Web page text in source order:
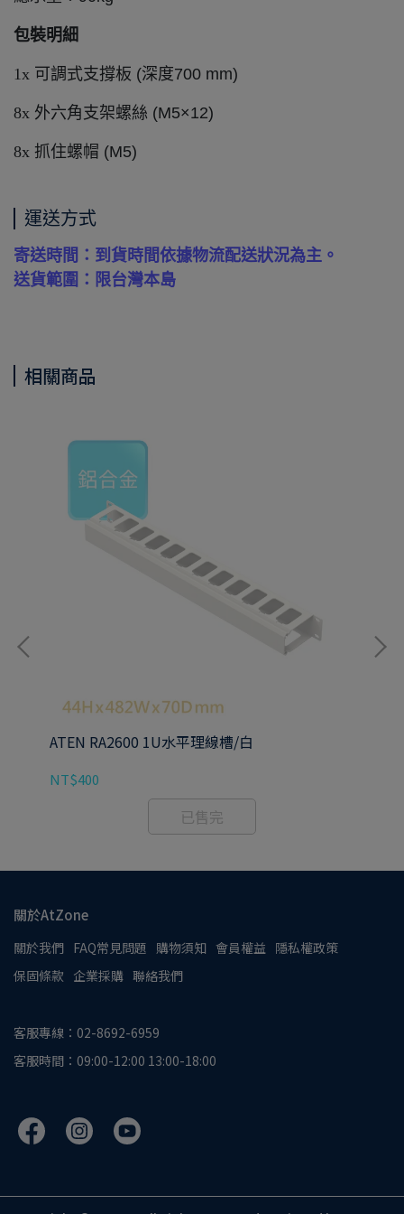
包裝明細
1x 可調式支撐板 (深度700 mm)
8x 外六角支架螺絲 (M5×12)
8x 抓住螺帽 (M5)
運送方式
寄送時間：到貨時間依據物流配送狀況為主。
送貨範圍：限台灣本島
相關商品
ATEN RA2600 1U水平理線槽/白
NT$400
已售完
關於AtZone
關於我們 FAQ常見問題 購物須知 會員權益 隱私權政策
保固條款 企業採購 聯絡我們
客服專線：02-8692-6959
客服時間：09:00-12:00 13:00-18:00